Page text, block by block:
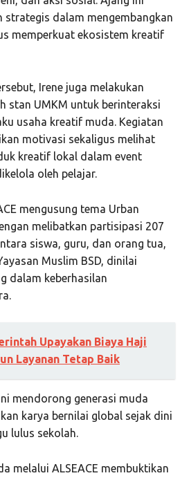
strategis dalam mengembangkan
memperkuat ekosistem kreatif
Irene juga melakukan
stan UMKM untuk berinteraksi
usaha kreatif muda. Kegiatan
motivasi sekaligus melihat
kreatif lokal dalam event
oleh pelajar.
mengusung tema Urban
melibatkan partisipasi 207
siswa, guru, dan orang tua,
Muslim BSD, dinilai
dalam keberhasilan
Upayakan Biaya Haji
Layanan Tetap Baik
mendorong generasi muda
karya bernilai global sejak dini
lulus sekolah.
melalui ALSEACE membuktikan